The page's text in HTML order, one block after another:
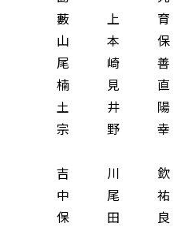
長 藪 上 育
山 本 保
尾 崎 善
査 楠 見 直
土 井 陽
宗 野 幸
吉 川 欽
中 尾 祐
保 田 良